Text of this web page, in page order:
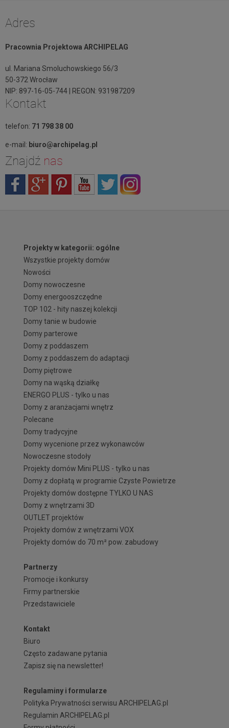
Adres
Pracownia Projektowa ARCHIPELAG
ul. Mariana Smoluchowskiego 56/3
50-372 Wrocław
NIP: 897-16-05-744 | REGON: 931987209
Kontakt
telefon: 71 798 38 00
e-mail: biuro@archipelag.pl
Znajdź nas
Projekty w kategorii: ogólne
Wszystkie projekty domów
Nowości
Domy nowoczesne
Domy energooszczędne
TOP 102 - hity naszej kolekcji
Domy tanie w budowie
Domy parterowe
Domy z poddaszem
Domy z poddaszem do adaptacji
Domy piętrowe
Domy na wąską działkę
ENERGO PLUS - tylko u nas
Domy z aranżacjami wnętrz
Polecane
Domy tradycyjne
Domy wycenione przez wykonawców
Nowoczesne stodoły
Projekty domów Mini PLUS - tylko u nas
Domy z dopłatą w programie Czyste Powietrze
Projekty domów dostępne TYLKO U NAS
Domy z wnętrzami 3D
OUTLET projektów
Projekty domów z wnętrzami VOX
Projekty domów do 70 m² pow. zabudowy
Partnerzy
Promocje i konkursy
Firmy partnerskie
Przedstawiciele
Kontakt
Biuro
Często zadawane pytania
Zapisz się na newsletter!
Regulaminy i formularze
Polityka Prywatności serwisu ARCHIPELAG.pl
Regulamin ARCHIPELAG.pl